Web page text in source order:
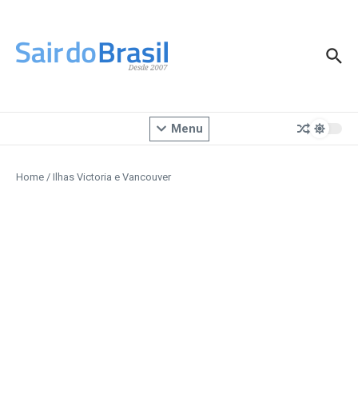
Menu
Home / Ilhas Victoria e Vancouver